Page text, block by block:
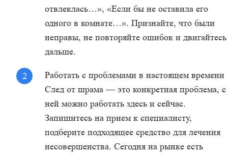
отвлеклась…», «Если бы не оставила его
одного в комнате…». Признайте, что были
неправы, не повторяйте ошибок и двигайтесь
дальше.
Работать с проблемами в настоящем времени
След от шрама — это конкретная проблема, с
ней можно работать здесь и сейчас.
Запишитесь на прием к специалисту,
подберите подходящее средство для лечения
несовершенства. Сегодня на рынке есть